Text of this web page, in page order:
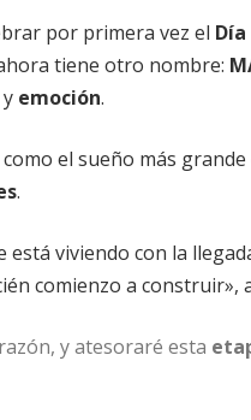
por primera vez el
tiene otro nombre:
y emoción.
como el sueño más
.
está viviendo con la
comienzo a construir»,
y atesoraré esta